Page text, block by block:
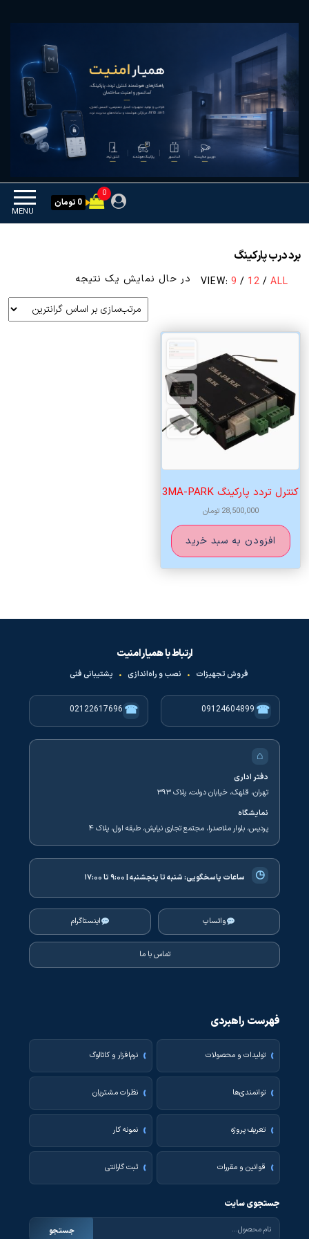
همیار امنیت
MENU
0
0 تومان
برد درب پارکینگ
VIEW: 9 / 12 / ALL در حال نمایش یک نتیجه
کنترل تردد پارکینگ 3MA-PARK
28,500,000 تومان
افزودن به سبد خرید
ارتباط با همیار امنیت
فروش تجهیزات • نصب و راه‌اندازی • پشتیبانی فنی
☎
09124604899
☎
02122617696
⌂
دفتر اداری
تهران، قلهک، خیابان دولت، پلاک ۳۹۳
نمایشگاه
پردیس، بلوار ملاصدرا، مجتمع تجاری نیایش، طبقه اول، پلاک ۴
◷ ساعات پاسخگویی:شنبه تا پنجشنبه | ۹:۰۰ تا ۱۷:۰۰
واتساپ اینستاگرام
تماس با ما
فهرست راهبردی
تولیدات و محصولات نرم‌افزار و کاتالوگ
توانمندی‌ها نظرات مشتریان
تعریف پروژه نمونه کار
قوانین و مقررات ثبت گارانتی
جستجوی سایت
جستجو